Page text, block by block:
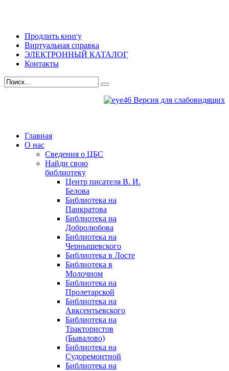
Продлить книгу
Виртуальная справка
ЭЛЕКТРОННЫЙ КАТАЛОГ
Контакты
Версия для слабовидящих
Главная
О нас
Сведения о ЦБС
Найди свою
библиотеку
Центр писателя В. И.
Белова
Библиотека на
Панкратова
Библиотека на
Добролюбова
Библиотека на
Чернышевского
Библиотека в Лосте
Библиотека в
Молочном
Библиотека на
Пролетарской
Библиотека на
Авксентьевского
Библиотека на
Трактористов
(Бывалово)
Библиотека на
Судоремонтной
Библиотека на